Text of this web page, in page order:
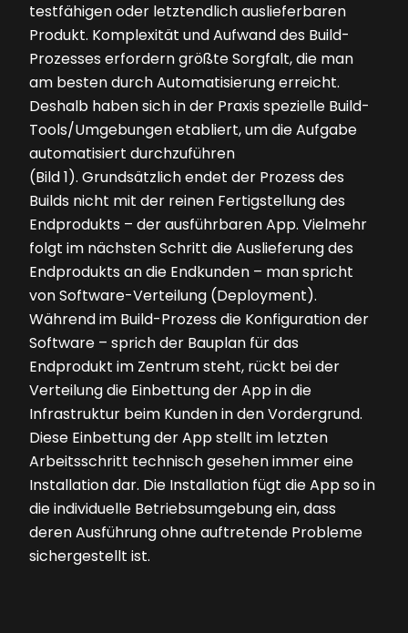
testfähigen oder letztendlich auslieferbaren
Produkt. Komplexität und Aufwand des Build-
Prozesses erfordern größte Sorgfalt, die man
am besten durch Automatisierung erreicht.
Deshalb haben sich in der Praxis spezielle Build-
Tools/Umgebungen etabliert, um die Aufgabe
automatisiert durchzuführen
(Bild 1). Grundsätzlich endet der Prozess des
Builds nicht mit der reinen Fertigstellung des
Endprodukts – der ausführbaren App. Vielmehr
folgt im nächsten Schritt die Auslieferung des
Endprodukts an die Endkunden – man spricht
von Software-Verteilung (Deployment).
Während im Build-Prozess die Konfiguration der
Software – sprich der Bauplan für das
Endprodukt im Zentrum steht, rückt bei der
Verteilung die Einbettung der App in die
Infrastruktur beim Kunden in den Vordergrund.
Diese Einbettung der App stellt im letzten
Arbeitsschritt technisch gesehen immer eine
Installation dar. Die Installation fügt die App so in
die individuelle Betriebsumgebung ein, dass
deren Ausführung ohne auftretende Probleme
sichergestellt ist.